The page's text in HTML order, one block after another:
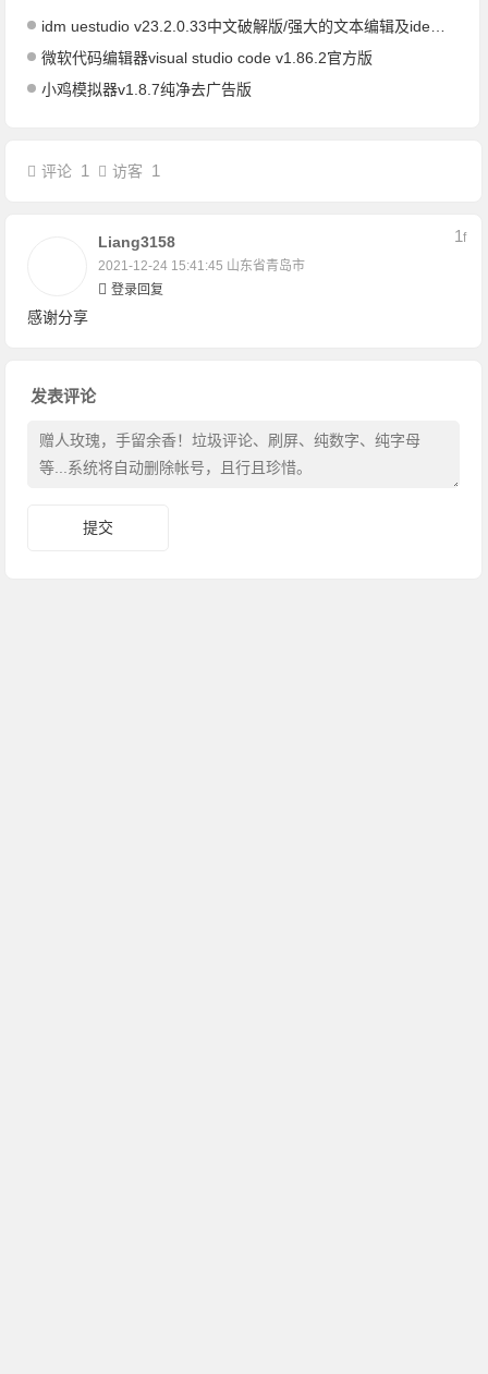
idm uestudio v23.2.0.33中文破解版/强大的文本编辑及ide调试器
微软代码编辑器visual studio code v1.86.2官方版
小鸡模拟器v1.8.7纯净去广告版
评论 1 访客 1
Liang3158
2021-12-24 15:41:45 山东省青岛市
1F
登录回复
感谢分享
发表评论